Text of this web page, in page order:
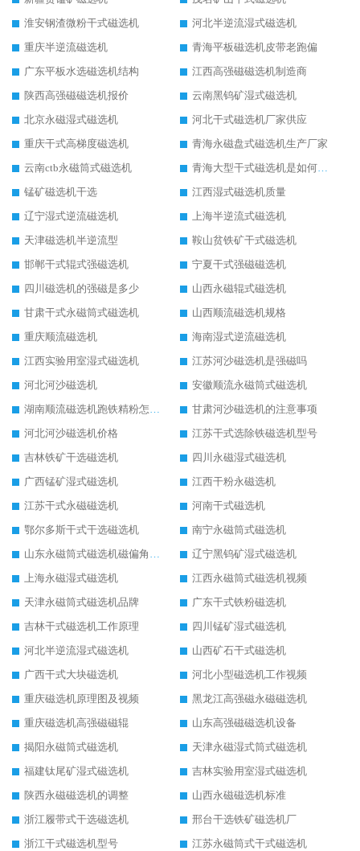
淮安钢渣微粉干式磁选机
河北半逆流湿式磁选机
重庆半逆流磁选机
青海平板磁选机皮带老跑偏
广东平板水选磁选机结构
江西高强磁磁选机制造商
陕西高强磁磁选机报价
云南黑钨矿湿式磁选机
北京永磁湿式磁选机
河北干式磁选机厂家供应
重庆干式高梯度磁选机
青海永磁盘式磁选机生产厂家
云南ctb永磁筒式磁选机
锰矿磁选机干选
江西湿式磁选机质量
辽宁湿式逆流磁选机
上海半逆流式磁选机
天津磁选机半逆流型
鞍山贫铁矿干式磁选机
邯郸干式辊式强磁选机
宁夏干式强磁磁选机
四川磁选机的强磁是多少
山西永磁辊式磁选机
甘肃干式永磁筒式磁选机
山西顺流磁选机规格
重庆顺流磁选机
海南湿式逆流磁选机
江西实验用室湿式磁选机
江苏河沙磁选机是强磁吗
河北河沙磁选机
安徽顺流永磁筒式磁选机
甘肃河沙磁选机的注意事项
河北河沙磁选机价格
江苏干式选除铁磁选机型号
吉林铁矿干选磁选机
四川永磁湿式磁选机
广西锰矿湿式磁选机
江西干粉永磁选机
江苏干式永磁磁选机
河南干式磁选机
鄂尔多斯干式干选磁选机
南宁永磁筒式磁选机
辽宁黑钨矿湿式磁选机
上海永磁湿式磁选机
江西永磁筒式磁选机视频
天津永磁筒式磁选机品牌
广东干式铁粉磁选机
吉林干式磁选机工作原理
四川锰矿湿式磁选机
河北半逆流湿式磁选机
山西矿石干式磁选机
广西干式大块磁选机
河北小型磁选机工作视频
重庆磁选机原理图及视频
黑龙江高强磁永磁磁选机
重庆磁选机高强磁磁辊
山东高强磁磁选机设备
揭阳永磁筒式磁选机
天津永磁湿式筒式磁选机
福建钛尾矿湿式磁选机
吉林实验用室湿式磁选机
陕西永磁磁选机的调整
山西永磁磁选机标准
浙江履带式干选磁选机
邢台干选铁矿磁选机厂
浙江干式磁选机型号
江苏永磁筒式干式磁选机